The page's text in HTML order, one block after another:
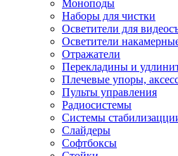
Моноподы
Наборы для чистки
Осветители для
Осветители
Отражатели
Перекладины и
Плечевые упоры,
Пульты управления
Радиосистемы
Системы
Слайдеры
Софтбоксы